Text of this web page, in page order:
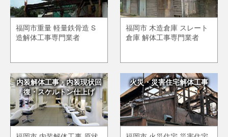
福岡市重量 軽量鉄骨造 S
造解体工事専門業者
福岡市 木造倉庫 スレート
倉庫 解体工事専門業者
内装解体工事・内装現状回
復・スケルトン仕上げ
火災・災害住宅解体工事